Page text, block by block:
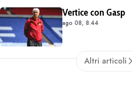
Vertice con Gasp
ago 08, 8:44
Altri articoli